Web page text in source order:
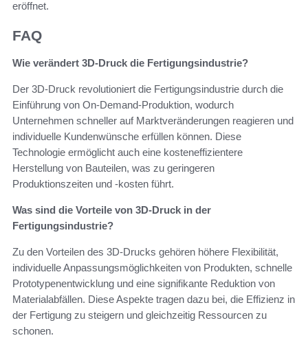
eröffnet.
FAQ
Wie verändert 3D-Druck die Fertigungsindustrie?
Der 3D-Druck revolutioniert die Fertigungsindustrie durch die
Einführung von On-Demand-Produktion, wodurch
Unternehmen schneller auf Marktveränderungen reagieren und
individuelle Kundenwünsche erfüllen können. Diese
Technologie ermöglicht auch eine kosteneffizientere
Herstellung von Bauteilen, was zu geringeren
Produktionszeiten und -kosten führt.
Was sind die Vorteile von 3D-Druck in der
Fertigungsindustrie?
Zu den Vorteilen des 3D-Drucks gehören höhere Flexibilität,
individuelle Anpassungsmöglichkeiten von Produkten, schnelle
Prototypenentwicklung und eine signifikante Reduktion von
Materialabfällen. Diese Aspekte tragen dazu bei, die Effizienz in
der Fertigung zu steigern und gleichzeitig Ressourcen zu
schonen.